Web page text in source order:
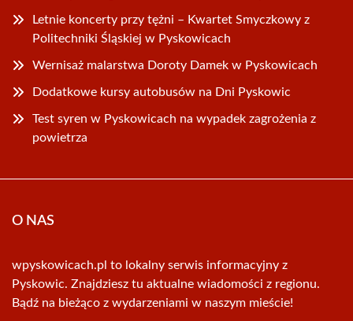
Letnie koncerty przy tężni – Kwartet Smyczkowy z
Politechniki Śląskiej w Pyskowicach
Wernisaż malarstwa Doroty Damek w Pyskowicach
Dodatkowe kursy autobusów na Dni Pyskowic
Test syren w Pyskowicach na wypadek zagrożenia z
powietrza
O NAS
wpyskowicach.pl to lokalny serwis informacyjny z
Pyskowic. Znajdziesz tu aktualne wiadomości z regionu.
Bądź na bieżąco z wydarzeniami w naszym mieście!